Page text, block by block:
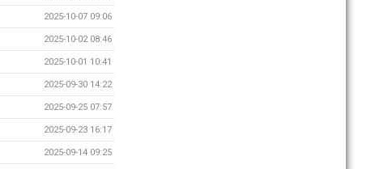
2025-10-07 09:06
2025-10-02 08:46
2025-10-01 10:41
2025-09-30 14:22
2025-09-25 07:57
2025-09-23 16:17
2025-09-14 09:25